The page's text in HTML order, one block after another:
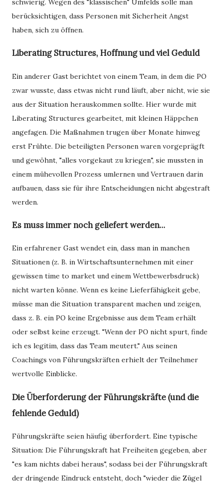
schwierig. Wegen des "klassischen" Umfelds solle man
berücksichtigen, dass Personen mit Sicherheit Angst
haben, sich zu öffnen.
Liberating Structures, Hoffnung und viel Geduld
Ein anderer Gast berichtet von einem Team, in dem die PO
zwar wusste, dass etwas nicht rund läuft, aber nicht, wie sie
aus der Situation herauskommen sollte. Hier wurde mit
Liberating Structures gearbeitet, mit kleinen Häppchen
angefagen. Die Maßnahmen trugen über Monate hinweg
erst Frühte. Die beteiligten Personen waren vorgeprägft
und gewöhnt, "alles vorgekaut zu kriegen", sie mussten in
einem mühevollen Prozess umlernen und Vertrauen darin
aufbauen, dass sie für ihre Entscheidungen nicht abgestraft
werden.
Es muss immer noch geliefert werden...
Ein erfahrener Gast wendet ein, dass man in manchen
Situationen (z. B. in Wirtschaftsunternehmen mit einer
gewissen time to market und einem Wettbewerbsdruck)
nicht warten könne. Wenn es keine Lieferfähigkeit gebe,
müsse man die Situation transparent machen und zeigen,
dass z. B. ein PO keine Ergebnisse aus dem Team erhält
oder selbst keine erzeugt. "Wenn der PO nicht spurt, finde
ich es legitim, dass das Team meutert." Aus seinen
Coachings von Führungskräften erhielt der Teilnehmer
wertvolle Einblicke.
Die Überforderung der Führungskräfte (und die
fehlende Geduld)
Führungskräfte seien häufig überfordert. Eine typische
Situation: Die Führungskraft hat Freiheiten gegeben, aber
"es kam nichts dabei heraus", sodass bei der Führungskraft
der dringende Eindruck entsteht, doch "wieder die Zügel